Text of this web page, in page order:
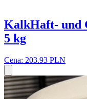
KalkHaft- und
5 kg
Cena: 203.93 PLN